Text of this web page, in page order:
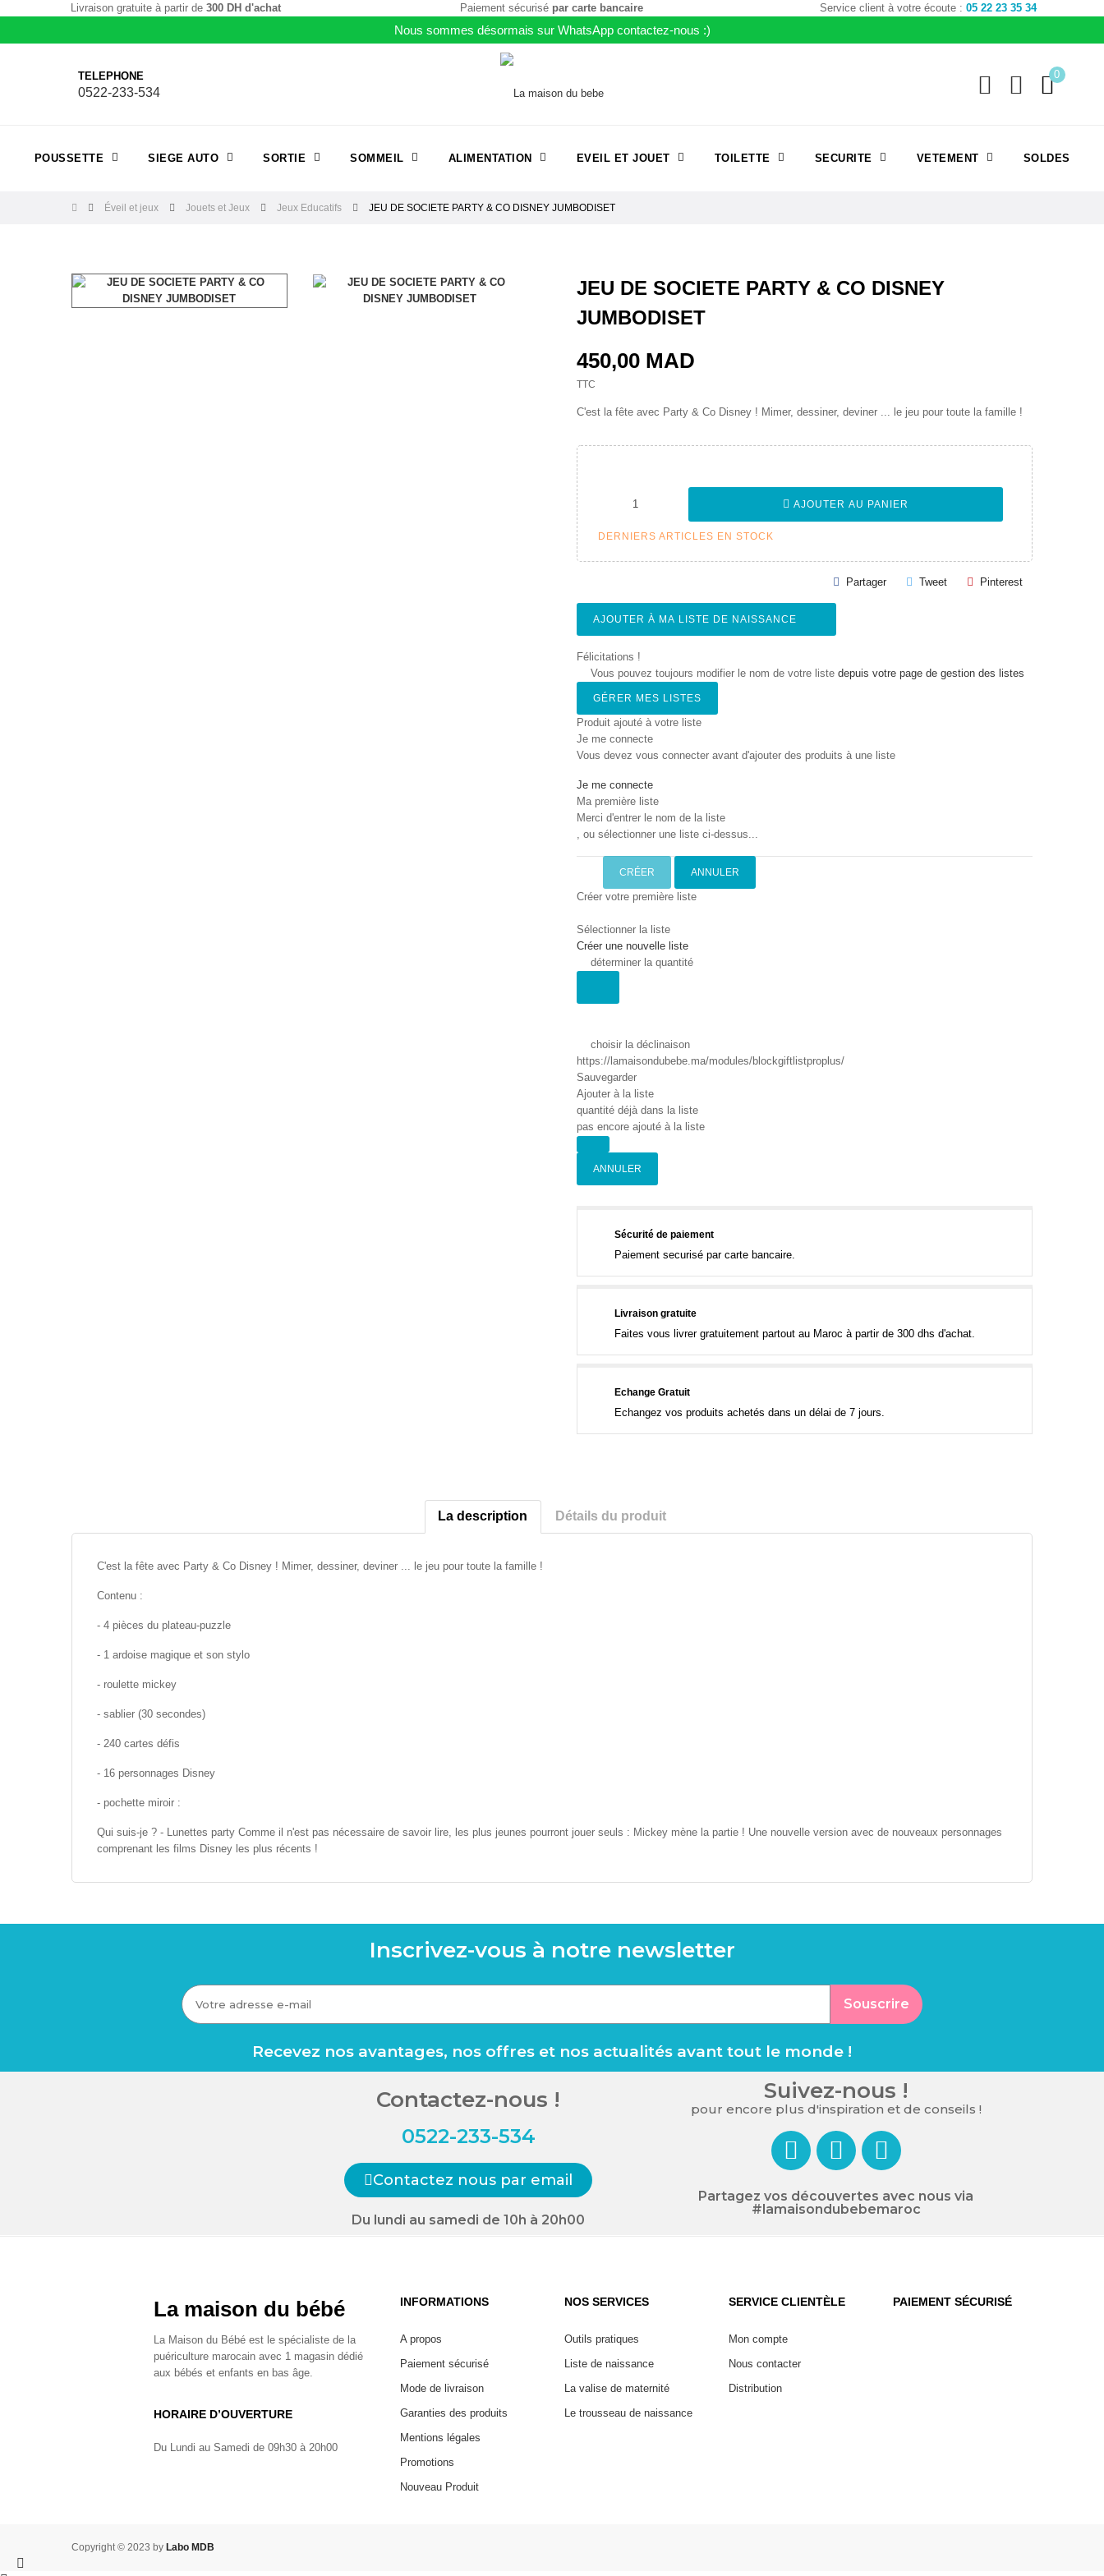
Livraison gratuite à partir de 300 DH d'achat Paiement sécurisé par carte bancaire Service client à votre écoute : 05 22 23 35 34
Nous sommes désormais sur WhatsApp contactez-nous :)
TELEPHONE
0522-233-534
0
POUSSETTE SIEGE AUTO SORTIE SOMMEIL ALIMENTATION EVEIL ET JOUET TOILETTE SECURITE VETEMENT SOLDES
Éveil et jeux Jouets et Jeux Jeux Educatifs JEU DE SOCIETE PARTY & CO DISNEY JUMBODISET
JEU DE SOCIETE PARTY & CO DISNEY
JUMBODISET
450,00 MAD
TTC
C'est la fête avec Party & Co Disney ! Mimer, dessiner, deviner ... le jeu pour toute la famille !
AJOUTER AU PANIER
DERNIERS ARTICLES EN STOCK
Partager Tweet Pinterest
AJOUTER À MA LISTE DE NAISSANCE
Félicitations !
Vous pouvez toujours modifier le nom de votre liste depuis votre page de gestion des listes
GÉRER MES LISTES
Produit ajouté à votre liste
Je me connecte
Vous devez vous connecter avant d'ajouter des produits à une liste
Je me connecte
Ma première liste
Merci d'entrer le nom de la liste
, ou sélectionner une liste ci-dessus...
CRÉER ANNULER
Créer votre première liste
Sélectionner la liste
Créer une nouvelle liste
déterminer la quantité
choisir la déclinaison
https://lamaisondubebe.ma/modules/blockgiftlistproplus/
Sauvegarder
Ajouter à la liste
quantité déjà dans la liste
pas encore ajouté à la liste
ANNULER
Sécurité de paiement
Paiement securisé par carte bancaire.
Livraison gratuite
Faites vous livrer gratuitement partout au Maroc à partir de 300 dhs d'achat.
Echange Gratuit
Echangez vos produits achetés dans un délai de 7 jours.
La description Détails du produit
C'est la fête avec Party & Co Disney ! Mimer, dessiner, deviner ... le jeu pour toute la famille !
Contenu :
- 4 pièces du plateau-puzzle
- 1 ardoise magique et son stylo
- roulette mickey
- sablier (30 secondes)
- 240 cartes défis
- 16 personnages Disney
- pochette miroir :
Qui suis-je ? - Lunettes party Comme il n'est pas nécessaire de savoir lire, les plus jeunes pourront jouer seuls : Mickey mène la partie ! Une nouvelle version avec de nouveaux personnages
comprenant les films Disney les plus récents !
Inscrivez-vous à notre newsletter
Souscrire
Recevez nos avantages, nos offres et nos actualités avant tout le monde !
Contactez-nous !
0522-233-534
Contactez nous par email
Du lundi au samedi de 10h à 20h00
Suivez-nous !
pour encore plus d'inspiration et de conseils !
Partagez vos découvertes avec nous via
#lamaisondubebemaroc
La maison du bébé
La Maison du Bébé est le spécialiste de la
puériculture marocain avec 1 magasin dédié
aux bébés et enfants en bas âge.
HORAIRE D’OUVERTURE
Du Lundi au Samedi de 09h30 à 20h00
INFORMATIONS
A propos
Paiement sécurisé
Mode de livraison
Garanties des produits
Mentions légales
Promotions
Nouveau Produit
NOS SERVICES
Outils pratiques
Liste de naissance
La valise de maternité
Le trousseau de naissance
SERVICE CLIENTÈLE
Mon compte
Nous contacter
Distribution
PAIEMENT SÉCURISÉ
Copyright © 2023 by Labo MDB
